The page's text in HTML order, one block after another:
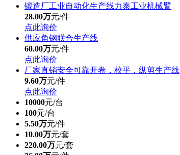
锻造厂工业自动化生产线力泰工业机械臂
28.00万元/件
点此询价
供应角钢联合生产线
60.00万元/件
点此询价
厂家直销安全可靠开卷，校平，纵剪生产线
9.60万元/件
点此询价
10000元/台
100元/台
5.50万元/件
10.00万元/套
220.00万元/套